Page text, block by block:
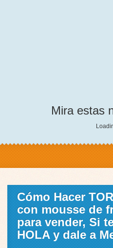
Mira estas
Cómo Hacer
con mousse de
para vender, Si
HOLA y dale a